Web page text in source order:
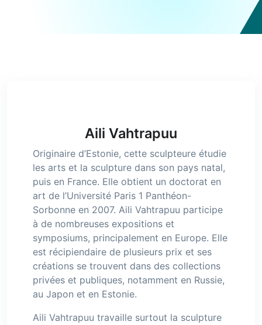
Aili Vahtrapuu
Originaire d’Estonie, cette sculpteure étudie
les arts et la sculpture dans son pays natal,
puis en France. Elle obtient un doctorat en
art de l’Université Paris 1 Panthéon-
Sorbonne en 2007. Aili Vahtrapuu participe
à de nombreuses expositions et
symposiums, principalement en Europe. Elle
est récipiendaire de plusieurs prix et ses
créations se trouvent dans des collections
privées et publiques, notamment en Russie,
au Japon et en Estonie.
Aili Vahtrapuu travaille surtout la sculpture